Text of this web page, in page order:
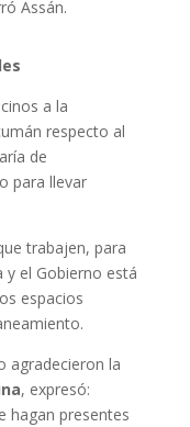
Assán.
a la
respecto al
de
para llevar
trabajen, para
y el Gobierno está
espacios
agradecieron la
, expresó:
hagan presentes